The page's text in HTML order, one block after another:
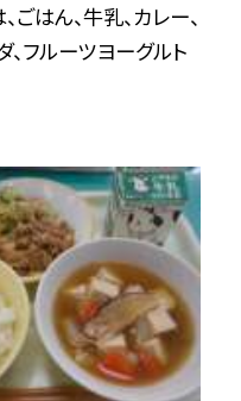
はん、牛乳、カレー、
、フルーツヨーグルト